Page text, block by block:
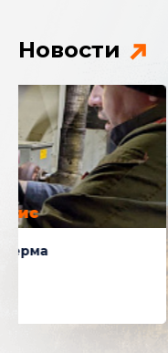
Новости
Добавление